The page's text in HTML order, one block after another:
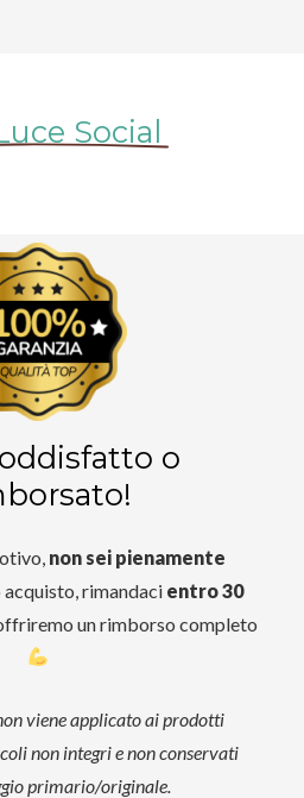
Social
o
non sei pienamente
acquisto, rimandaci entro 30
un rimborso completo
viene applicato ai prodotti
non integri e non conservati
primario/originale.